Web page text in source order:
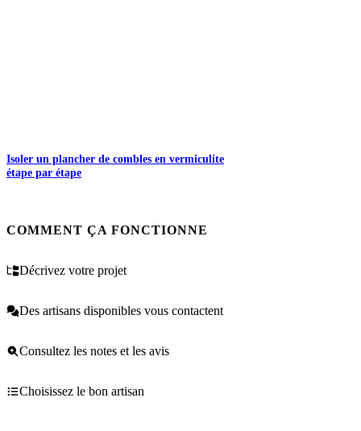
Isoler un plancher de combles en vermiculite
étape par étape
COMMENT ÇA FONCTIONNE
Décrivez votre projet
Des artisans disponibles vous contactent
Consultez les notes et les avis
Choisissez le bon artisan